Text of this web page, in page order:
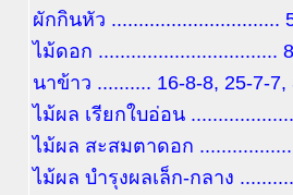
ผักกินหัว ...............................
ไม้ดอก .................................
นาข้าว .......... 16-8-8, 25-7-7,
ไม้ผล เรียกใบอ่อน
ไม้ผล สะสมตาดอก
ไม้ผล บำรุงผลเล็ก-กลาง